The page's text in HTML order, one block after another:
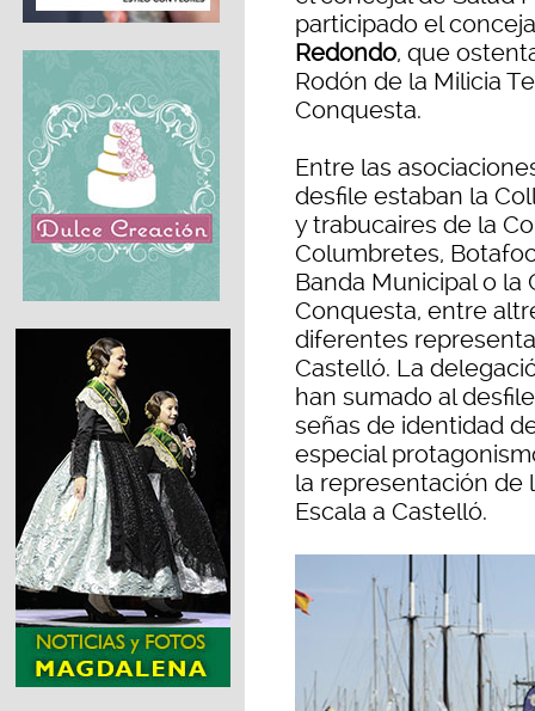
participado el
Redondo, que
Rodón de la Milicia
Conquesta.
Entre las
desfile estaban la
y trabucaires de la
Columbretes,
Banda Municipal o la
Conquesta, entre
diferentes
Castelló. La
han sumado al
señas de identidad
especial
la representación de
Escala a Castelló.